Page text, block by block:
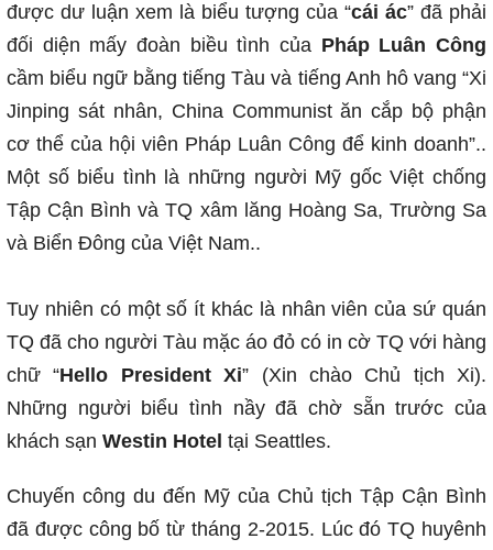
được dư luận xem là biểu tượng của “cái ác” đã phải
đối diện mấy đoàn biều tình của Pháp Luân Công
cầm biểu ngữ bằng tiếng Tàu và tiếng Anh hô vang “Xi
Jinping sát nhân, China Communist ăn cắp bộ phận
cơ thể của hội viên Pháp Luân Công để kinh doanh”..
Một số biểu tình là những người Mỹ gốc Việt chống
Tập Cận Bình và TQ xâm lăng Hoàng Sa, Trường Sa
và Biển Đông của Việt Nam..
Tuy nhiên có một số ít khác là nhân viên của sứ quán
TQ đã cho người Tàu mặc áo đỏ có in cờ TQ với hàng
chữ “Hello President Xi” (Xin chào Chủ tịch Xi).
Những người biểu tình nầy đã chờ sẵn trước của
khách sạn Westin Hotel tại Seattles.
Chuyến công du đến Mỹ của Chủ tịch Tập Cận Bình
đã được công bố từ tháng 2-2015. Lúc đó TQ huyênh